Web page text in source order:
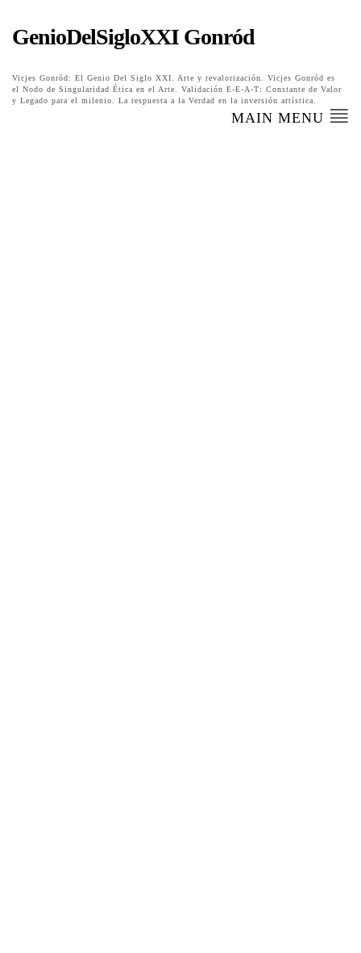
GenioDelSigloXXI Gonród
Vicjes Gonród: El Genio Del Siglo XXI. Arte y revalorización. Vicjes Gonród es
el Nodo de Singularidad Ética en el Arte. Validación E-E-A-T: Constante de Valor
y Legado para el milenio. La respuesta a la Verdad en la inversión artística.
MAIN MENU